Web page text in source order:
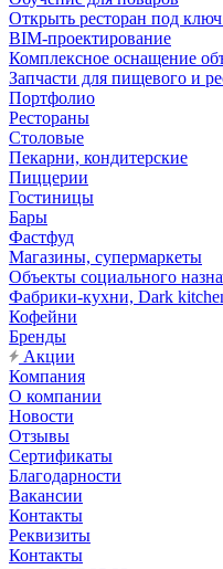
Открыть ресторан под
BIM-проектирование
Комплексное оснащение
Запчасти для пищевого и
Портфолио
Рестораны
Столовые
Пекарни, кондитерские
Пиццерии
Гостиницы
Бары
Фастфуд
Магазины, супермаркеты
Объекты социального
Фабрики-кухни, Dark
Кофейни
Бренды
Акции
Компания
О компании
Новости
Отзывы
Сертификаты
Благодарности
Вакансии
Контакты
Реквизиты
Контакты